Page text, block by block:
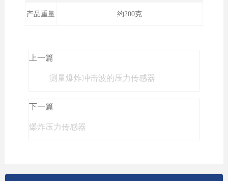
产品重量 约200克
上一篇
测量爆炸冲击波的压力传感器
下一篇
爆炸压力传感器